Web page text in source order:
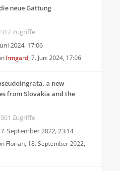
neue Gattung
Zugriffe
2024, 17:06
Irmgard, 7. Juni 2024, 17:06
a new
from Slovakia and the
Zugriffe
September 2022, 23:14
Florian, 18. September 2022,